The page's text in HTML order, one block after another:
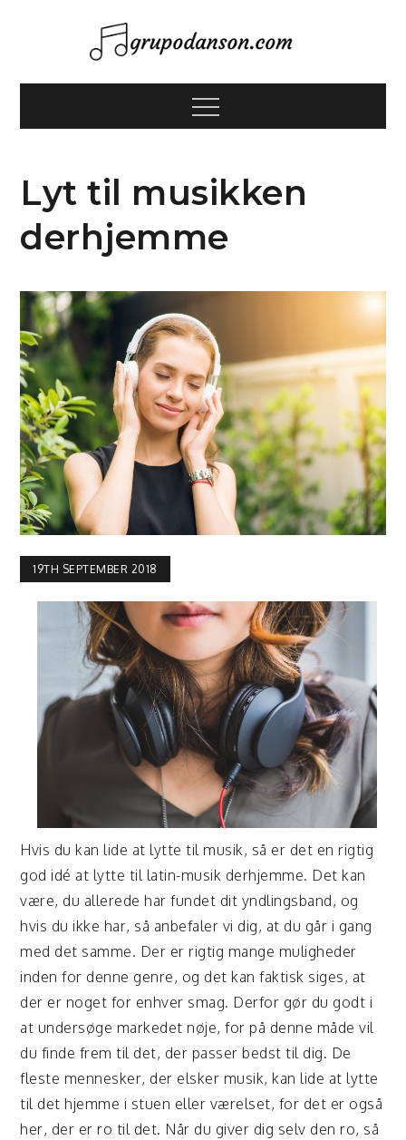
Menu
Lyt til musikken
derhjemme
19TH SEPTEMBER 2018
Hvis du kan lide at lytte til musik, så er det en rigtig
god idé at lytte til latin-musik derhjemme. Det kan
være, du allerede har fundet dit yndlingsband, og
hvis du ikke har, så anbefaler vi dig, at du går i gang
med det samme. Der er rigtig mange muligheder
inden for denne genre, og det kan faktisk siges, at
der er noget for enhver smag. Derfor gør du godt i
at undersøge markedet nøje, for på denne måde vil
du finde frem til det, der passer bedst til dig. De
fleste mennesker, der elsker musik, kan lide at lytte
til det hjemme i stuen eller værelset, for det er også
her, der er ro til det. Når du giver dig selv den ro, så